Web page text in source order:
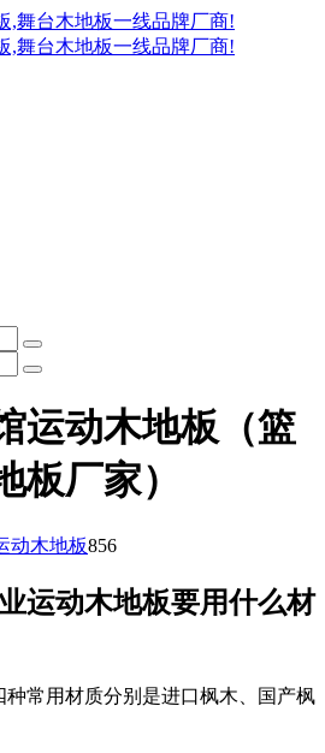
运动木地板（篮
板厂家）
动木地板856
运动木地板要用什么材
常用材质分别是进口枫木、国产枫